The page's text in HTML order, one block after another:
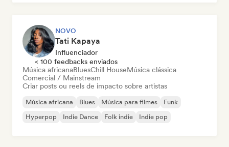
NOVO
Tati Kapaya
Influenciador
< 100 feedbacks enviados
Música africanaBluesChill HouseMúsica clássica
Comercial / Mainstream
Criar posts ou reels de impacto sobre artistas
Música africana Blues Música para filmes
Funk
Hyperpop
Indie Dance Folk indie Indie pop